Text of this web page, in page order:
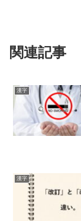
関連記事
漢字
漢字